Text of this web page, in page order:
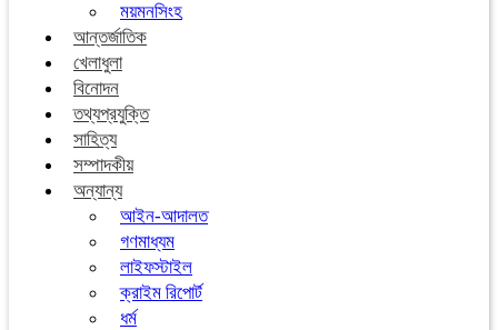
ময়মনসিংহ
আন্তর্জাতিক
খেলাধুলা
বিনোদন
তথ্যপ্রযুক্তি
সাহিত্য
সম্পাদকীয়
অন্যান্য
আইন-আদালত
গণমাধ্যম
লাইফস্টাইল
ক্রাইম রিপোর্ট
ধর্ম